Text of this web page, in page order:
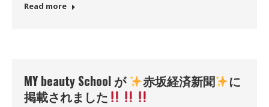
Read more
MY beauty School が 赤坂経済新聞
に
掲載されました